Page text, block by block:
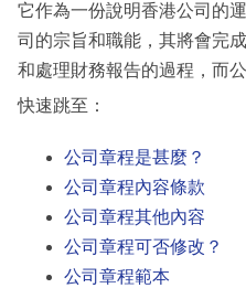
時
事
訂
閱
專
區
它作為一份說明香港公司的
司的宗旨和職能，其將會完
和處理財務報告的過程，而
快速跳至：
公司章程是甚麼？
公司章程內容條款
公司章程其他內容
公司章程可否修改？
公司章程範本